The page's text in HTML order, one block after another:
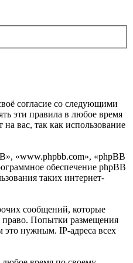
согласие со следующими
эти правила в любое время
вас, так как использование
«www.phpbb.com», «phpBB
обеспечение phpBB
таких интернет-
сообщений, которые
право. Попытки размещения
это нужным. IP-адреса всех